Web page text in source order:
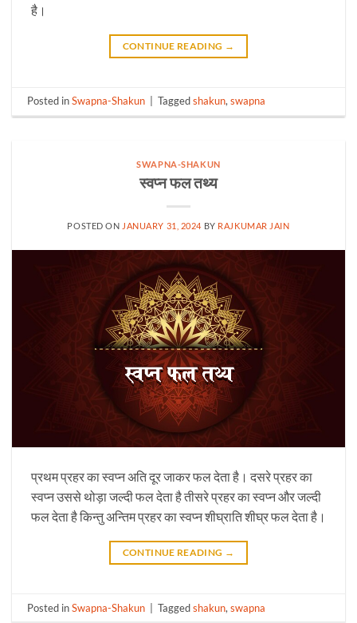
है।
CONTINUE READING →
Posted inSwapna-Shakun Taggedshakun,swapna
SWAPNA-SHAKUN
स्वप्न फल तथ्य
POSTED ON JANUARY 31, 2024 BY RAJKUMAR JAIN
प्रथम प्रहर का स्वप्न अति दूर जाकर फल देता है। दसरे प्रहर का
स्वप्न उससे थोड़ा जल्दी फल देता है तीसरे प्रहर का स्वप्न और जल्दी
फल देता है किन्तु अन्तिम प्रहर का स्वप्न शीघ्राति शीघ्र फल देता है।
CONTINUE READING →
Posted inSwapna-Shakun | Taggedshakun,swapna